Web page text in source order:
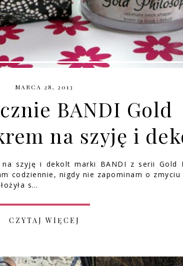
MARCA 28, 2013
BANDI Gold
na szyję i
szyję i dekolt marki BANDI z serii Gold
codziennie, nigdy nie zapominam o zmyciu
s…
CZYTAJ WIĘCEJ